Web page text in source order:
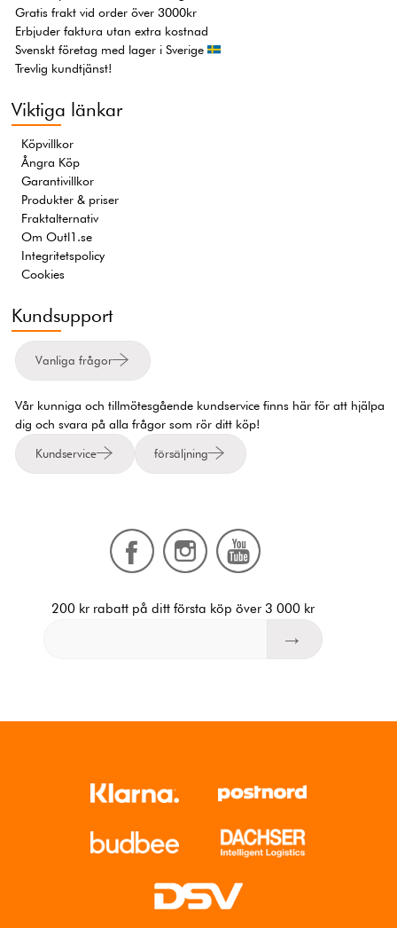
Gratis frakt vid order över 3000kr
Erbjuder faktura utan extra kostnad
Svenskt företag med lager i Sverige
Trevlig kundtjänst!
Viktiga länkar
Köpvillkor
Ångra Köp
Garantivillkor
Produkter & priser
Fraktalternativ
Om Outl1.se
Integritetspolicy
Cookies
Kundsupport
Vanliga frågor
Vår kunniga och tillmötesgående kundservice finns här för att hjälpa
dig och svara på alla frågor som rör ditt köp!
Kundservice försäljning
200 kr rabatt på ditt första köp över 3 000 kr